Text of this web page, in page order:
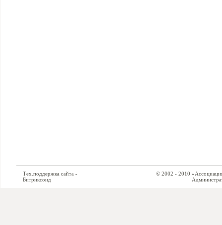
Тех.поддержка сайта -
Битриксоид
© 2002 - 2010 «Ассоциация